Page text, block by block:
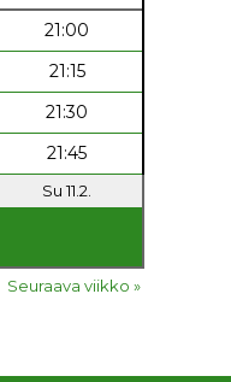
21:00
21:15
21:30
21:45
Su 11.2.
Seuraava viikko »